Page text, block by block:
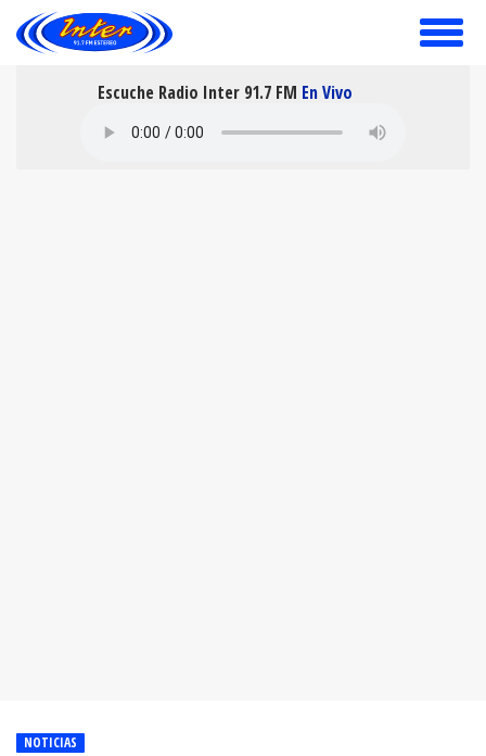
toggle
Escuche Radio Inter 91.7 FM En Vivo
NOTICIAS